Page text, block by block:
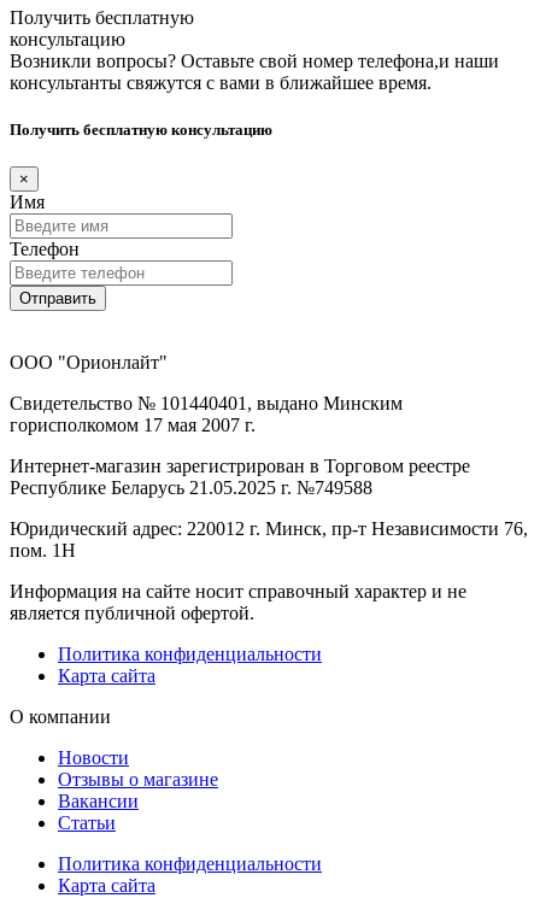
Получить бесплатную
консультацию
Возникли вопросы? Оставьте свой номер телефона,и наши
консультанты свяжутся с вами в ближайшее время.
Получить бесплатную консультацию
×
Имя
Телефон
Отправить
ООО "Орионлайт"
Свидетельство № 101440401, выдано Минским
горисполкомом 17 мая 2007 г.
Интернет-магазин зарегистрирован в Торговом реестре
Республике Беларусь 21.05.2025 г. №749588
Юридический адрес: 220012 г. Минск, пр-т Независимости 76,
пом. 1Н
Информация на сайте носит справочный характер и не
является публичной офертой.
Политика конфиденциальности
Карта сайта
О компании
Новости
Отзывы о магазине
Вакансии
Статьи
Политика конфиденциальности
Карта сайта